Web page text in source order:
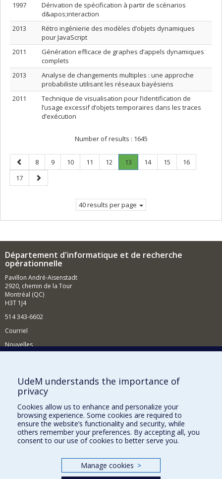
1997
Dérivation de spécification à partir de scénarios
d&apos;interaction
2013
Rétro ingénierie des modèles d’objets dynamiques
pour JavaScript
2011
Génération efﬁcace de graphes d’appels dynamiques
complets
2013
Analyse de changements multiples : une approche
probabiliste utilisant les réseaux bayésiens
2011
Technique de visualisation pour l’identification de
l’usage excessif d’objets temporaires dans les traces
d’exécution
Number of results : 1645
Previous
page
Page
8 Page
9 Page
10 Page
11 Page
12 Page
13
Current
Page
14 Page
15 Page
16
Page
17
Next
page
40 results per page
Département d'informatique et de recherche
opérationnelle
Pavillon André-Aisenstadt
2920, chemin de la Tour
Montréal (QC)
H3T 1J4
514 343-6602
Courriel
Nouvelles
Comment soutenir le Département?
BESOIN D'AIDE?
Plan du site
Signaler une erreur
Accessibilité
Nos départements et écoles
UdeM understands the importance of
privacy
Cookies allow us to enhance and personalize your
browsing experience. Some cookies are required to
ensure the website’s functionality and security, while
others remember your preferences. By accepting all, you
consent to our use of cookies to better serve you.
Manage cookies >